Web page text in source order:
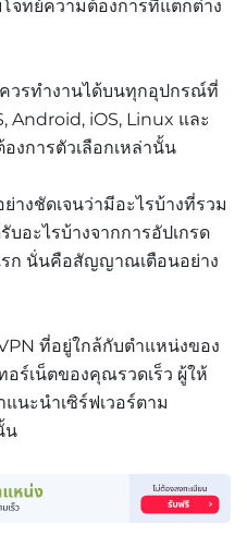
จทย์ความต้องการที่แตกต่าง
วรทำงานได้บนทุกอุปกรณ์ที่
iOS, Linux และ
งการตัวเลือกเหล่านั้น
างชัดเจนว่ามีอะไรบ้างที่รวม
อะไรบ้างจากการอัปเกรด
รก นั่นคือสัญญาณเตือนอย่าง
ที่อยู่ใกล้กับตำแหน่งของ
ร์เน็ตของคุณรวดเร็ว ผู้ให้
นะนำเซิร์ฟเวอร์ตาม
น